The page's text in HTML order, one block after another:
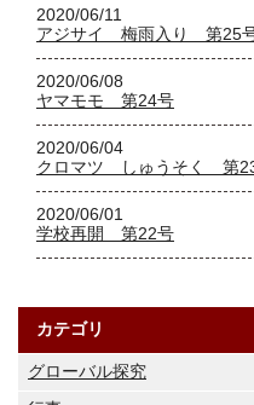
2020/06/11
アジサイ 梅雨入り 第25
2020/06/08
ヤマモモ 第24号
2020/06/04
クロマツ しゅうそく 第
2020/06/01
学校再開 第22号
カテゴリ
グローバル探究